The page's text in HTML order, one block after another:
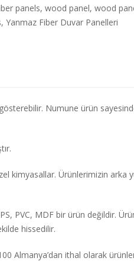
panels, wood panel, wood
, Yanmaz Fiber Duvar Panelleri
Numune ürün
kimyasallar. Ürünlerimizin arka
PVC, MDF bir ürün değildir.
hissedilir.
Almanya’dan ithal olarak